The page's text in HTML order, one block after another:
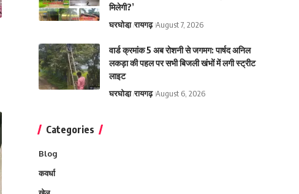
मिलेगी?’
घरघोडा़ रायगढ़ August 7, 2026
वार्ड क्रमांक 5 अब रोशनी से जगमग: पार्षद अनिल
लकड़ा की पहल पर सभी बिजली खंभों में लगी स्ट्रीट
लाइट
घरघोडा़ रायगढ़ August 6, 2026
Categories
Blog
कवर्धा